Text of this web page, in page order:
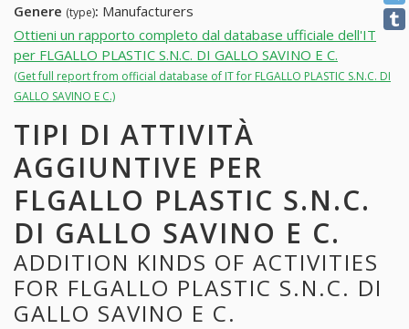
Genere (type): Manufacturers
Ottieni un rapporto completo dal database ufficiale dell'IT
per FLGALLO PLASTIC S.N.C. DI GALLO SAVINO E C.
(Get full report from official database of IT for FLGALLO PLASTIC S.N.C. DI
GALLO SAVINO E C.)
TIPI DI ATTIVITÀ
AGGIUNTIVE PER
FLGALLO PLASTIC S.N.C.
DI GALLO SAVINO E C.
ADDITION KINDS OF ACTIVITIES
FOR FLGALLO PLASTIC S.N.C. DI
GALLO SAVINO E C.